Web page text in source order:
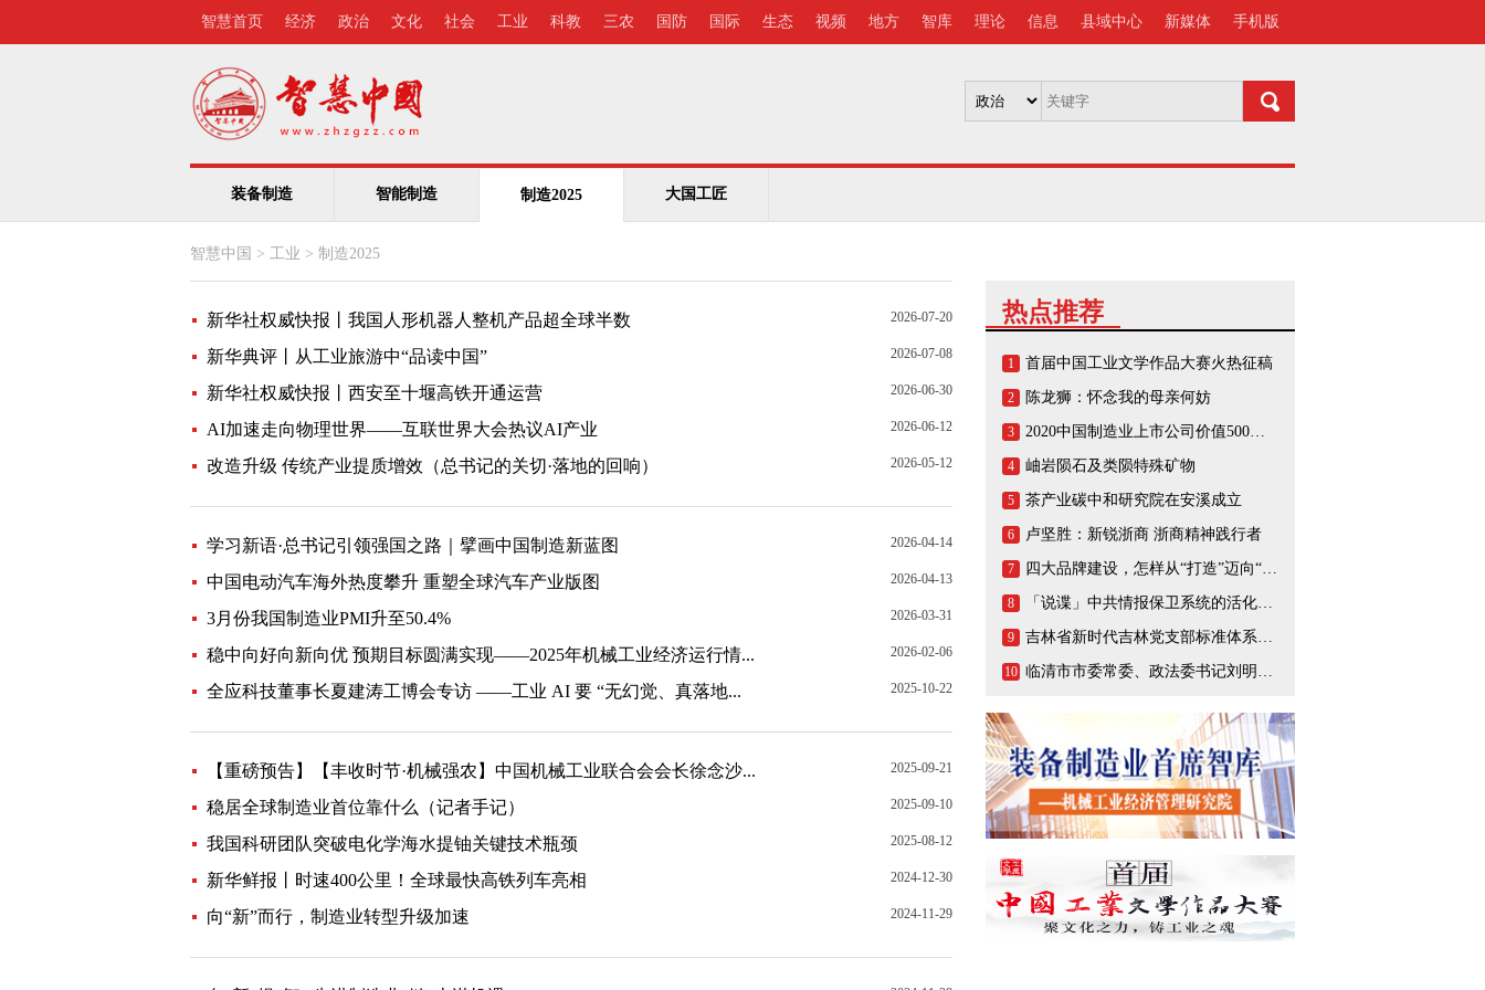
智慧首页 经济 政治 文化 社会 工业 科教 三农 国防 国际 生态 视频 地方 智库 理论 信息 县域中心 新媒体 手机版
装备制造 智能制造 制造2025 大国工匠
智慧中国 > 工业 > 制造2025
新华社权威快报丨我国人形机器人整机产品超全球半数 2026-07-20
新华典评丨从工业旅游中“品读中国” 2026-07-08
新华社权威快报丨西安至十堰高铁开通运营 2026-06-30
AI加速走向物理世界——互联世界大会热议AI产业 2026-06-12
改造升级 传统产业提质增效（总书记的关切·落地的回响） 2026-05-12
学习新语·总书记引领强国之路｜擘画中国制造新蓝图 2026-04-14
中国电动汽车海外热度攀升 重塑全球汽车产业版图 2026-04-13
3月份我国制造业PMI升至50.4% 2026-03-31
稳中向好向新向优 预期目标圆满实现——2025年机械工业经济运行情... 2026-02-06
全应科技董事长夏建涛工博会专访 ——工业 AI 要 “无幻觉、真落地... 2025-10-22
【重磅预告】【丰收时节·机械强农】中国机械工业联合会会长徐念沙... 2025-09-21
稳居全球制造业首位靠什么（记者手记） 2025-09-10
我国科研团队突破电化学海水提铀关键技术瓶颈 2025-08-12
新华鲜报丨时速400公里！全球最快高铁列车亮相 2024-12-30
向“新”而行，制造业转型升级加速 2024-11-29
热点推荐
1 首届中国工业文学作品大赛火热征稿
2 陈龙狮：怀念我的母亲何妨
3 2020中国制造业上市公司价值500强榜单
4 岫岩陨石及类陨特殊矿物
5 茶产业碳中和研究院在安溪成立
6 卢坚胜：新锐浙商 浙商精神践行者
7 四大品牌建设，怎样从“打造”迈向“打响”
8 「说谍」中共情报保卫系统的活化石，一生战斗在情报战线的陈养山
9 吉林省新时代吉林党支部标准体系（BTX）建设把基层党支部打造成坚强的战斗堡垒
10 临清市市委常委、政法委书记刘明峰领导一行莅临连城智造小镇·烟店轴承产业园调研指导